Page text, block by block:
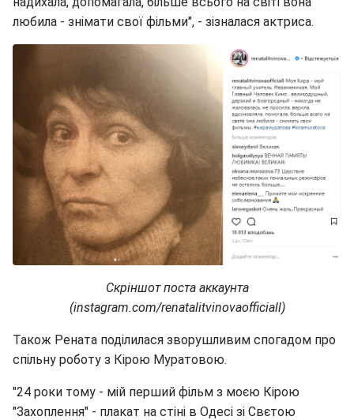
любила - знімати свої фільми", - зізналася актриса.
Скріншот поста аккаунта
(instagram.com/renatalitvinovaofficiall)
Також Рената поділилася зворушливим спогадом про
спільну роботу з Кірою Муратовою.
"24 роки тому - мій перший фільм з моєю Кірою
"Захоплення" - плакат на стіні в Одесі зі Свєтою